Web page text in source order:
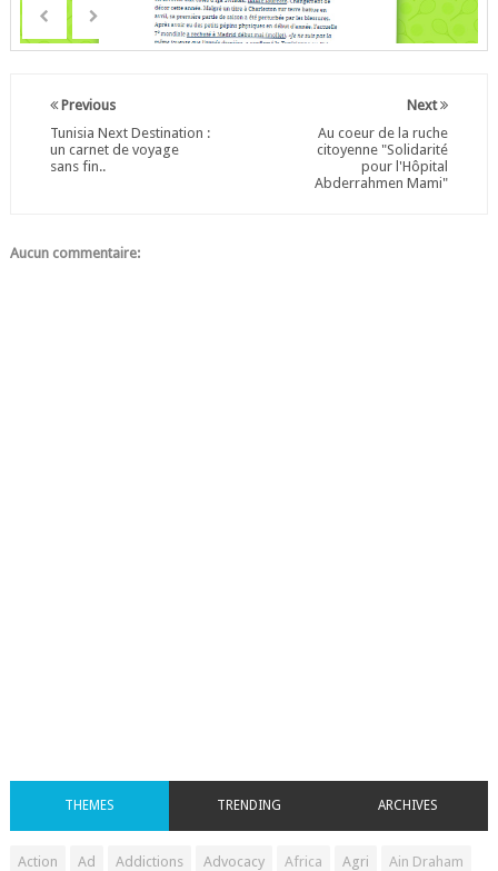
Next
Au coeur de la ruche
citoyenne "Solidarité
pour l'Hôpital
Abderrahmen Mami"
Previous
Tunisia Next Destination :
un carnet de voyage
sans fin..
Aucun commentaire:
THEMES TRENDING ARCHIVES
Action Ad Addictions Advocacy Africa Agri Ain Draham